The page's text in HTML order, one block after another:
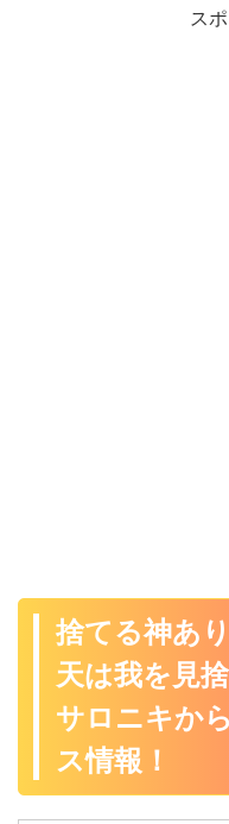
ス
捨てる神あ
天は我を見
サロニキか
ス情報！